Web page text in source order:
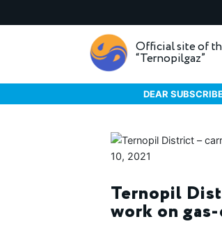
Official site of
“Ternopilgaz”
DEAR
Ternopil
work on